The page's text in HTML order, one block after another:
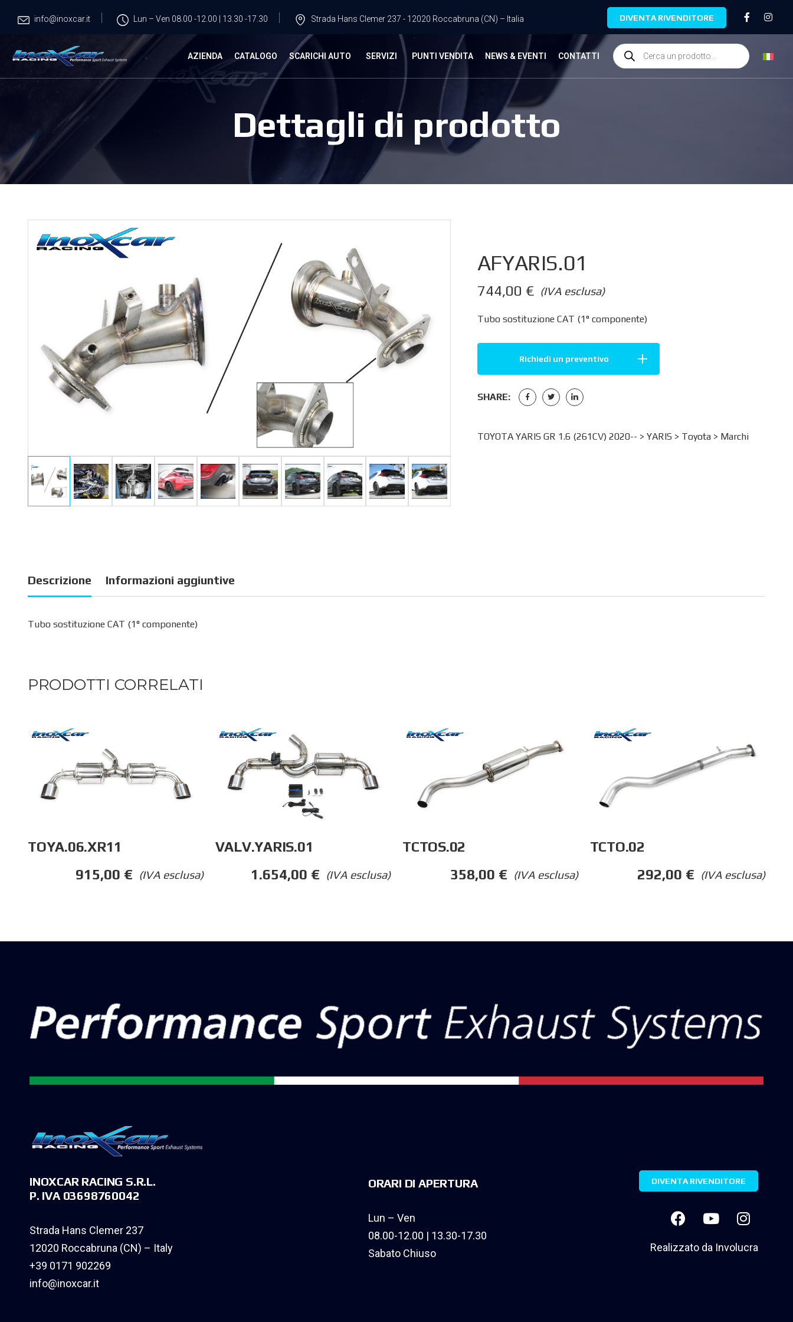
info@inoxcar.it Lun – Ven 08.00 -12.00 | 13.30 -17.30 Strada Hans Clemer 237 - 12020 Roccabruna (CN) – Italia DIVENTA RIVENDITORE
AZIENDA CATALOGO SCARICHI AUTO SERVIZI PUNTI VENDITA NEWS & EVENTI CONTATTI
Dettagli di prodotto
AFYARIS.01
(IVA esclusa)
744,00 €
Tubo sostituzione CAT (1° componente)
Richiedi un preventivo
SHARE:
TOYOTA YARIS GR 1.6 (261CV) 2020-- > YARIS> Toyota> Marchi
Descrizione Informazioni aggiuntive
Tubo sostituzione CAT (1° componente)
PRODOTTI CORRELATI
TOYA.06.XR11
(IVA esclusa)
915,00 €
VALV.YARIS.01
(IVA esclusa)
1.654,00 €
TCTOS.02
(IVA esclusa)
358,00 €
TCTO.02
(IVA esclusa)
292,00 €
INOXCAR RACING S.R.L.
P. IVA 03698760042
Strada Hans Clemer 237
12020 Roccabruna (CN) – Italy
+39 0171 902269
info@inoxcar.it
ORARI DI APERTURA
Lun – Ven
08.00-12.00 | 13.30-17.30
Sabato Chiuso
DIVENTA RIVENDITORE
Realizzato da Involucra